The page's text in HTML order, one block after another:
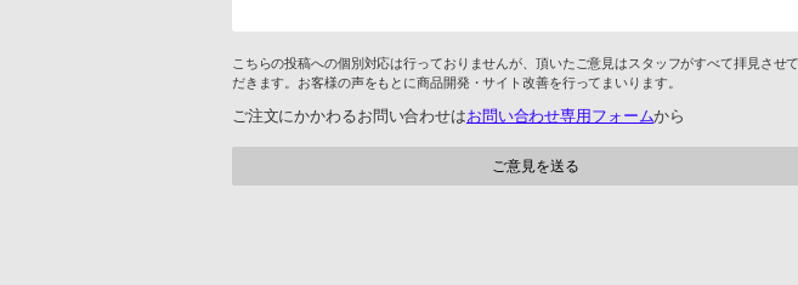
こちらの投稿への個別対応は行っておりませんが、頂いたご意見はスタッフがすべて拝見させ
だきます。お客様の声をもとに商品開発・サイト改善を行ってまいります。
ご注文にかかわるお問い合わせはお問い合わせ専用フォームから